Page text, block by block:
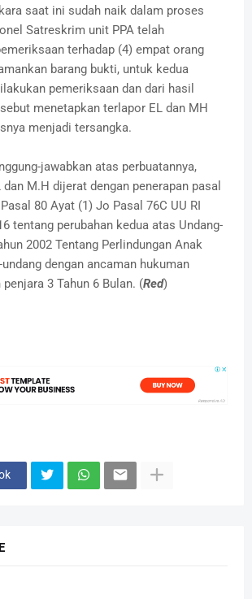
saat ini sudah naik dalam proses
Satreskrim unit PPA telah
terhadap (4) empat orang
barang bukti, untuk kedua
pemeriksaan dan dari hasil
menetapkan terlapor EL dan MH
menjadi tersangka.
jawabkan atas perbuatannya,
dan M.H dijerat dengan penerapan pasal
80 Ayat (1) Jo Pasal 76C UU RI
tentang perubahan kedua atas Undang-
2002 Tentang Perlindungan Anak
dengan ancaman hukuman
3 Tahun 6 Bulan. (Red)